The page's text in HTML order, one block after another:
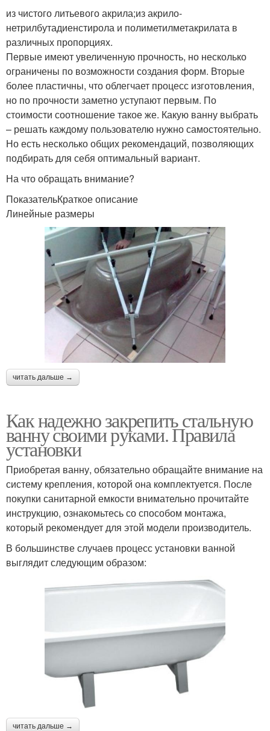
из чистого литьевого акрила;из акрило-
нетрилбутадиенстирола и полиметилметакрилата в
различных пропорциях.
Первые имеют увеличенную прочность, но несколько
ограничены по возможности создания форм. Вторые
более пластичны, что облегчает процесс изготовления,
но по прочности заметно уступают первым. По
стоимости соотношение такое же. Какую ванну выбрать
– решать каждому пользователю нужно самостоятельно.
Но есть несколько общих рекомендаций, позволяющих
подбирать для себя оптимальный вариант.
На что обращать внимание?
ПоказательКраткое описание
Линейные размеры
читать дальше →
Как надежно закрепить стальную
ванну своими руками. Правила
установки
Приобретая ванну, обязательно обращайте внимание на
систему крепления, которой она комплектуется. После
покупки санитарной емкости внимательно прочитайте
инструкцию, ознакомьтесь со способом монтажа,
который рекомендует для этой модели производитель.
В большинстве случаев процесс установки ванной
выглядит следующим образом:
читать дальше →